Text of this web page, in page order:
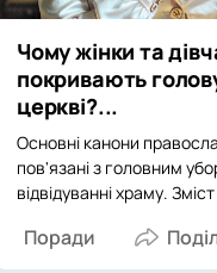
Чому жінки та
покривають
церкві?...
Основні канони
пов'язані з головним
відвідуванні храму.
Поради